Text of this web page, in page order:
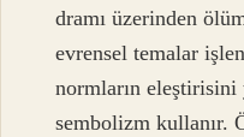
dramı üzerinden
evrensel temalar
normların
sembolizm kullanır.